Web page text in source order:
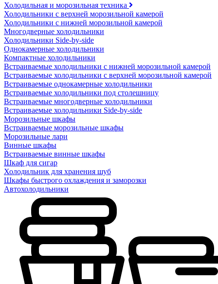
Холодильная и морозильная техника
Холодильники с верхней морозильной камерой
Холодильники с нижней морозильной камерой
Многодверные холодильники
Холодильники Side-by-side
Однокамерные холодильники
Компактные холодильники
Встраиваемые холодильники с нижней морозильной камерой
Встраиваемые холодильники с верхней морозильной камерой
Встраиваемые однокамерные холодильники
Встраиваемые холодильники под столешницу
Встраиваемые многодверные холодильники
Встраиваемые холодильники Side-by-side
Морозильные шкафы
Встраиваемые морозильные шкафы
Морозильные лари
Винные шкафы
Встраиваемые винные шкафы
Шкаф для сигар
Холодильник для хранения шуб
Шкафы быстрого охлаждения и заморозки
Автохолодильники